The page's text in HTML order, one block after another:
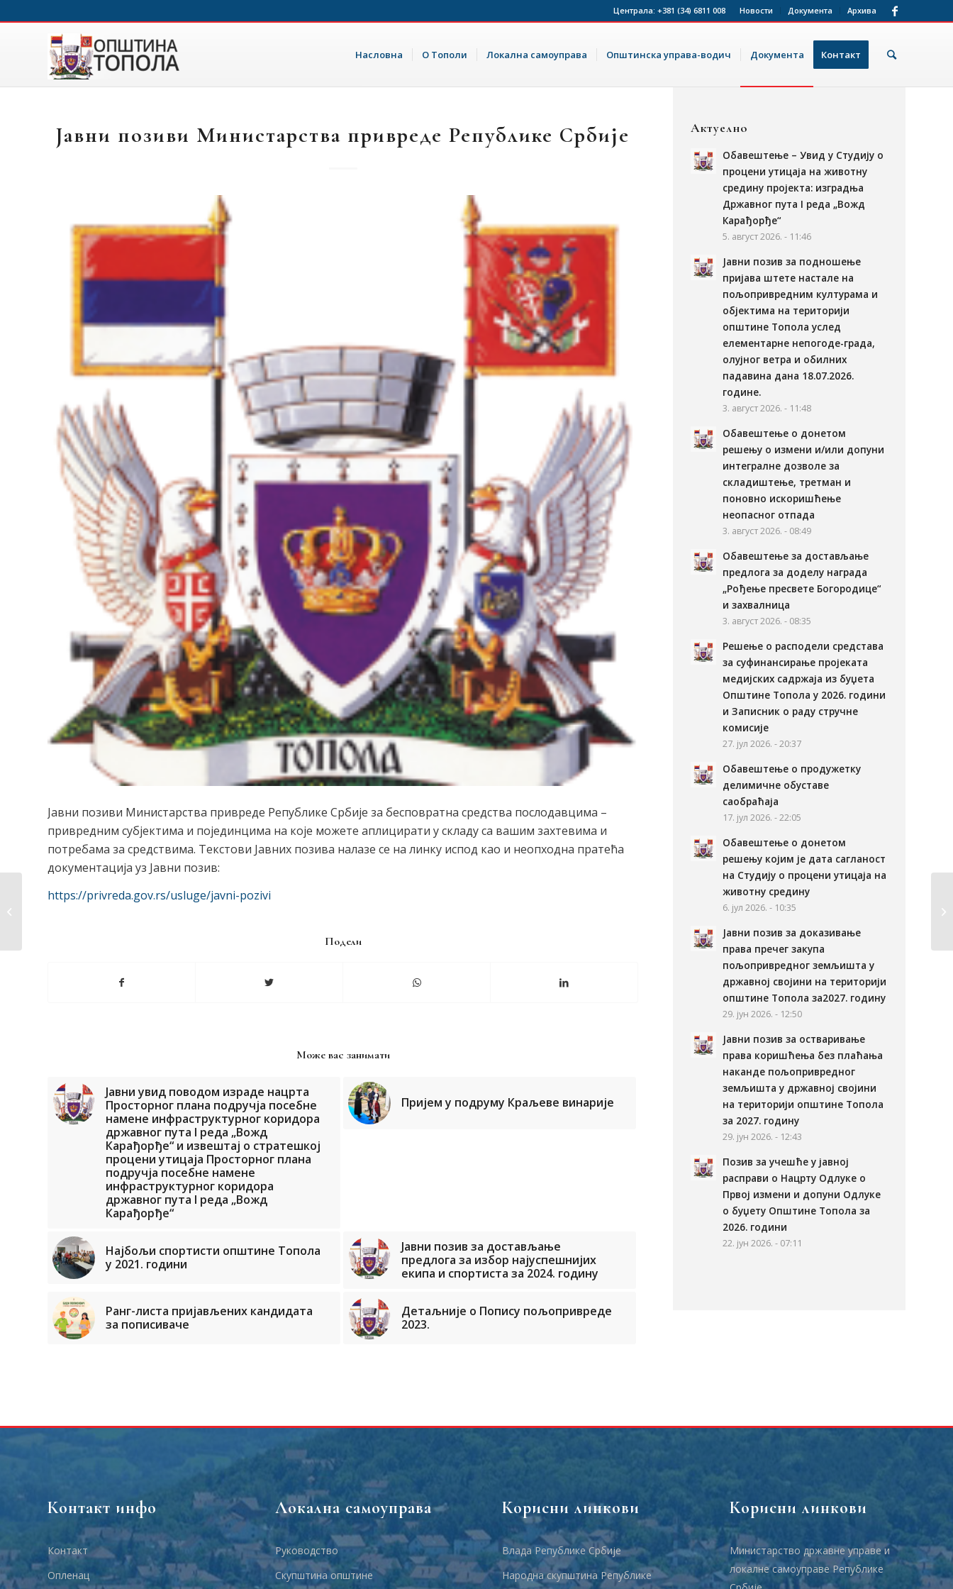
Новости Документа Архива
Централа: +381 (34) 6811 008
Насловна О Тополи Локална самоуправа Општинска управа-водич Документа Контакт
Јавни позиви Министарства привреде Републике Србије
Јавни позиви Министарства привреде Републике Србије за бесповратна средства послодавцима –
привредним субјектима и појединцима на које можете аплицирати у складу са вашим захтевима и
потребама за средствима. Текстови Јавних позива налазе се на линку испод као и неопходна пратећа
документација уз Јавни позив:
https://privreda.gov.rs/usluge/javni-pozivi
Подели
Може вас занимати
Јавни увид поводом израде нацрта
Просторног плана подручја посебне
намене инфраструктурног коридора
државног пута I реда „Вожд
Карађорђе“ и извештај о стратешкој
процени утицаја Просторног плана
подручја посебне намене
инфраструктурног коридора
државног пута I реда „Вожд
Карађорђе“
Пријем у подруму Краљеве винарије
Најбољи спортисти општине Топола
у 2021. години
Јавни позив за достављање
предлога за избор најуспешнијих
екипа и спортиста за 2024. годину
Ранг-листа пријављених кандидата
за пописиваче
Детаљније о Попису пољопривреде
2023.
Актуелно
Обавештење – Увид у Студију о
процени утицаја на животну
средину пројекта: изградња
Државног пута I реда „Вожд
Карађорђе“
5. август 2026. - 11:46
Јавни позив за подношење
пријава штете настале на
пољопривредним културама и
објектима на територији
општине Топола услед
елементарне непогоде-града,
олујног ветра и обилних
падавина дана 18.07.2026.
године.
3. август 2026. - 11:48
Обавештење о донетом
решењу о измени и/или допуни
интегралне дозволе за
складиштење, третман и
поновно искоришћење
неопасног отпада
3. август 2026. - 08:49
Обавештење за достављање
предлога за доделу награда
„Рођење пресвете Богородице“
и захвалница
3. август 2026. - 08:35
Решење о расподели средстава
за суфинансирање пројеката
медијских садржаја из буџета
Општине Топола у 2026. години
и Записник о раду стручне
комисије
27. јул 2026. - 20:37
Обавештење о продужетку
делимичне обуставе
саобраћаја
17. јул 2026. - 22:05
Обавештење о донетом
решењу којим је дата сагланост
на Студију о процени утицаја на
животну средину
6. јул 2026. - 10:35
Јавни позив за доказивање
права пречег закупа
пољопривредног земљишта у
државној својини на територији
општине Топола за2027. годину
29. јун 2026. - 12:50
Јавни позив за остваривање
права коришћења без плаћања
наканде пољопривредног
земљишта у државној својини
на територији општине Топола
за 2027. годину
29. јун 2026. - 12:43
Позив за учешће у јавној
расправи о Нацрту Одлуке о
Првој измени и допуни Одлуке
о буџету Општине Топола за
2026. години
22. јун 2026. - 07:11
Контакт инфо
Контакт
Опленац
Локална самоуправа
Руководство
Скупштина општине
Корисни линкови
Влада Републике Србије
Народна скупштина Републике
Корисни линкови
Министарство државне управе и
локалне самоуправе Републике
Јавни позив за